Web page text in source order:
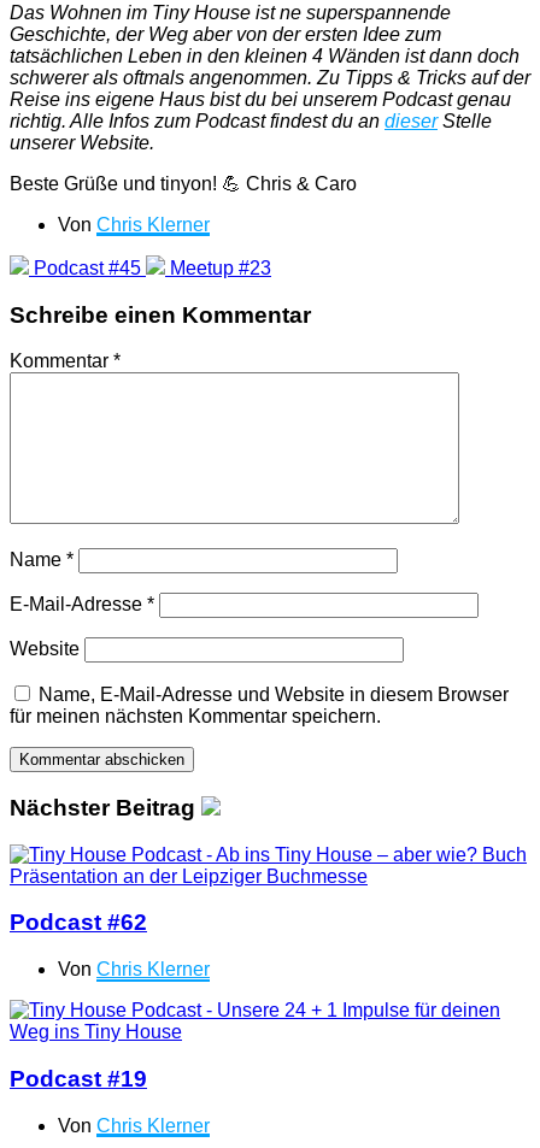
Das Wohnen im Tiny House ist ne superspannende
Geschichte, der Weg aber von der ersten Idee zum
tatsächlichen Leben in den kleinen 4 Wänden ist dann doch
schwerer als oftmals angenommen. Zu Tipps & Tricks auf der
Reise ins eigene Haus bist du bei unserem Podcast genau
richtig. Alle Infos zum Podcast findest du an dieserStelle
unserer Website.
Beste Grüße und tinyon! 💪 Chris & Caro
Von Chris Klerner
Podcast #45 Meetup #23
Schreibe einen Kommentar
Kommentar *
Name *
E-Mail-Adresse *
Website
Name, E-Mail-Adresse und Website in diesem Browser
für meinen nächsten Kommentar speichern.
Nächster Beitrag
Podcast #62
Von Chris Klerner
Podcast #19
Von Chris Klerner